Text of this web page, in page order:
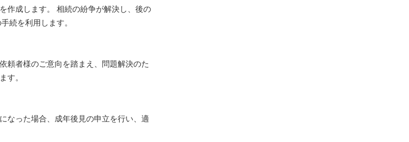
作成します。 相続の紛争が解決し、後の
続を利用します。
頼者様のご意向を踏まえ、問題解決のた
す。
なった場合、成年後見の申立を行い、適